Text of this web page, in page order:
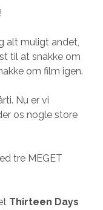
alt muligt andet,
til at snakke om
om film igen.
Nu er vi
os nogle store
tre MEGET
Thirteen Days